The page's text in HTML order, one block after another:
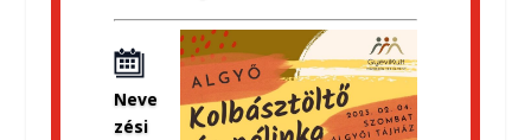
Neve
zési